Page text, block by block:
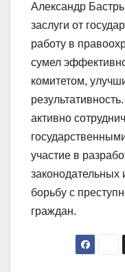
Александр
заслуги от
работу в
сумел
комитетом,
активно
участие в
борьбу с
граждан.